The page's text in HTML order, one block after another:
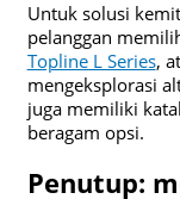
Untuk solusi
pelanggan
Topline L Series,
mengeksplorasi
juga memiliki
beragam opsi.
Penutup: